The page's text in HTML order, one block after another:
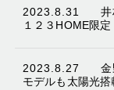
2023.8.31
１２３HOME限
2023.8.27
モデルも太陽光搭